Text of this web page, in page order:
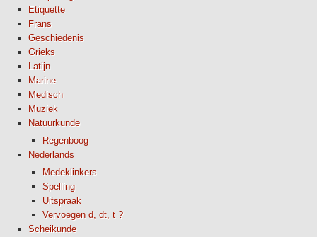
Etiquette
Frans
Geschiedenis
Grieks
Latijn
Marine
Medisch
Muziek
Natuurkunde
Regenboog
Nederlands
Medeklinkers
Spelling
Uitspraak
Vervoegen d, dt, t ?
Scheikunde